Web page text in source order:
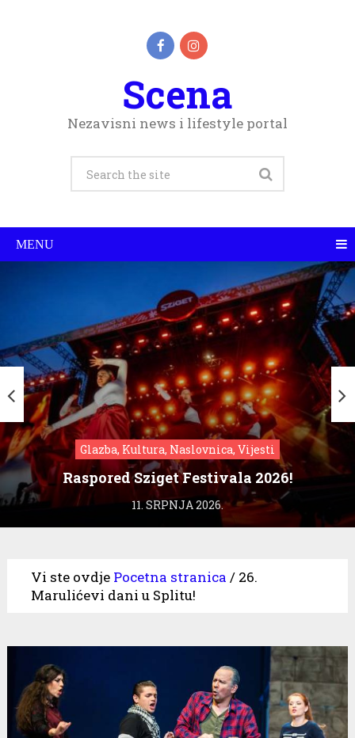
Scena
Nezavisni news i lifestyle portal
MENU
Glazba, Kultura, Naslovnica, Vijesti
Raspored Sziget Festivala 2026!
11. SRPNJA 2026.
Vi ste ovdje Pocetna stranica / 26.
Marulićevi dani u Splitu!